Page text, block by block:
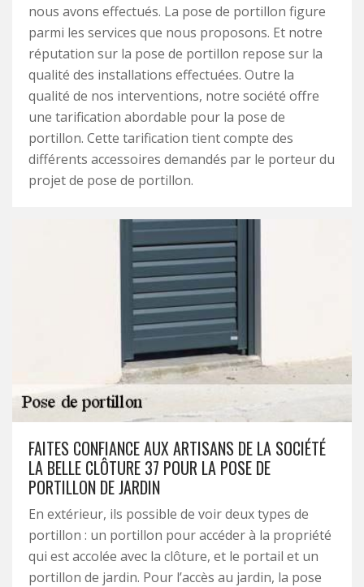
nous avons effectués. La pose de portillon figure
parmi les services que nous proposons. Et notre
réputation sur la pose de portillon repose sur la
qualité des installations effectuées. Outre la
qualité de nos interventions, notre société offre
une tarification abordable pour la pose de
portillon. Cette tarification tient compte des
différents accessoires demandés par le porteur du
projet de pose de portillon.
FAITES CONFIANCE AUX ARTISANS DE LA SOCIÉTÉ
LA BELLE CLÔTURE 37 POUR LA POSE DE
PORTILLON DE JARDIN
En extérieur, ils possible de voir deux types de
portillon : un portillon pour accéder à la propriété
qui est accolée avec la clôture, et le portail et un
portillon de jardin. Pour l’accès au jardin, la pose